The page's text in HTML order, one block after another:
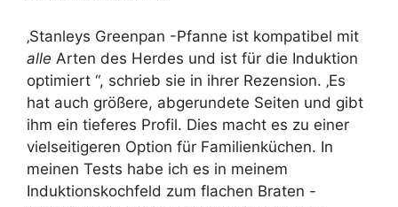
‚Stanleys Greenpan -Pfanne ist kompatibel mit
alle Arten des Herdes und ist für die Induktion
optimiert “, schrieb sie in ihrer Rezension. ‚Es
hat auch größere, abgerundete Seiten und gibt
ihm ein tieferes Profil. Dies macht es zu einer
vielseitigeren Option für Familienküchen. In
meinen Tests habe ich es in meinem
Induktionskochfeld zum flachen Braten -